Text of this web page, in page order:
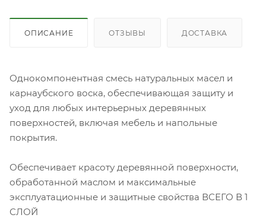
ОПИСАНИЕ ОТЗЫВЫ ДОСТАВКА
Однокомпонентная смесь натуральных масел и
карнаубского воска, обеспечивающая защиту и
уход для любых интерьерных деревянных
поверхностей, включая мебель и напольные
покрытия.
Обеспечивает красоту деревянной поверхности,
обработанной маслом и максимальные
эксплуатационные и защитные свойства ВСЕГО В 1
СЛОЙ